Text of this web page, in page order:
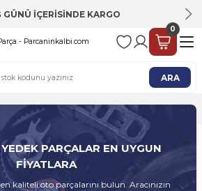
GÜNÜ İÇERİSİNDE KARGO
ARA
0
PARÇALAR EN UYGUN
FİYATLARA
kaliteli oto parçalarını bulun. Aracınızın
YEDEK PARÇALAR
UYGUN FİYATLARA
fiyatlarla en kaliteli oto
bulun. Aracınızın ihtiyacı olan
bir adreste keşfedin. Uzman